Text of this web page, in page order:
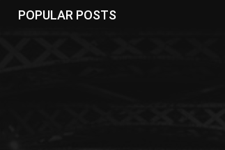
POPULAR POSTS